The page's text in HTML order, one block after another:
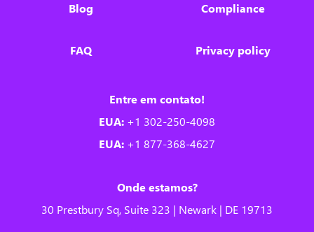
Blog
FAQ
Compliance
Privacy policy
Entre em contato!
EUA: +1 302-250-4098
EUA: +1 877-368-4627
Onde estamos?
30 Prestbury Sq, Suite 323 | Newark | DE 19713